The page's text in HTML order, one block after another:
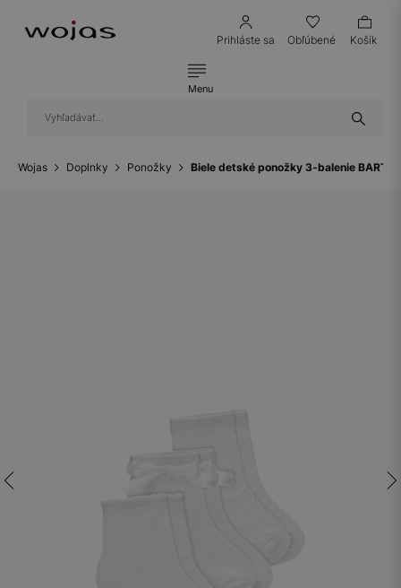
Prihláste sa Obľúbené Košík
Menu
Wojas Doplnky Ponožky Biele detské ponožky 3-balenie